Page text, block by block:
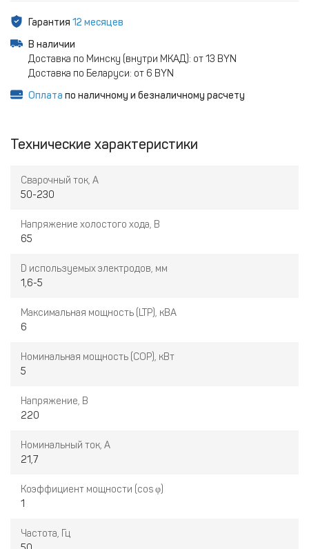
Гарантия 12 месяцев
В наличии
Доставка по Минску (внутри МКАД): от 13 BYN
Доставка по Беларуси: от 6 BYN
Оплата по наличному и безналичному расчету
Технические характеристики
Сварочный ток, А
50-230
Напряжение холостого хода, В
65
D используемых электродов, мм
1,6-5
Максимальная мощность (LTP), кВА
6
Номинальная мощность (COP), кВт
5
Напряжение, В
220
Номинальный ток, A
21,7
Коэффициент мощности (cos φ)
1
Частота, Гц